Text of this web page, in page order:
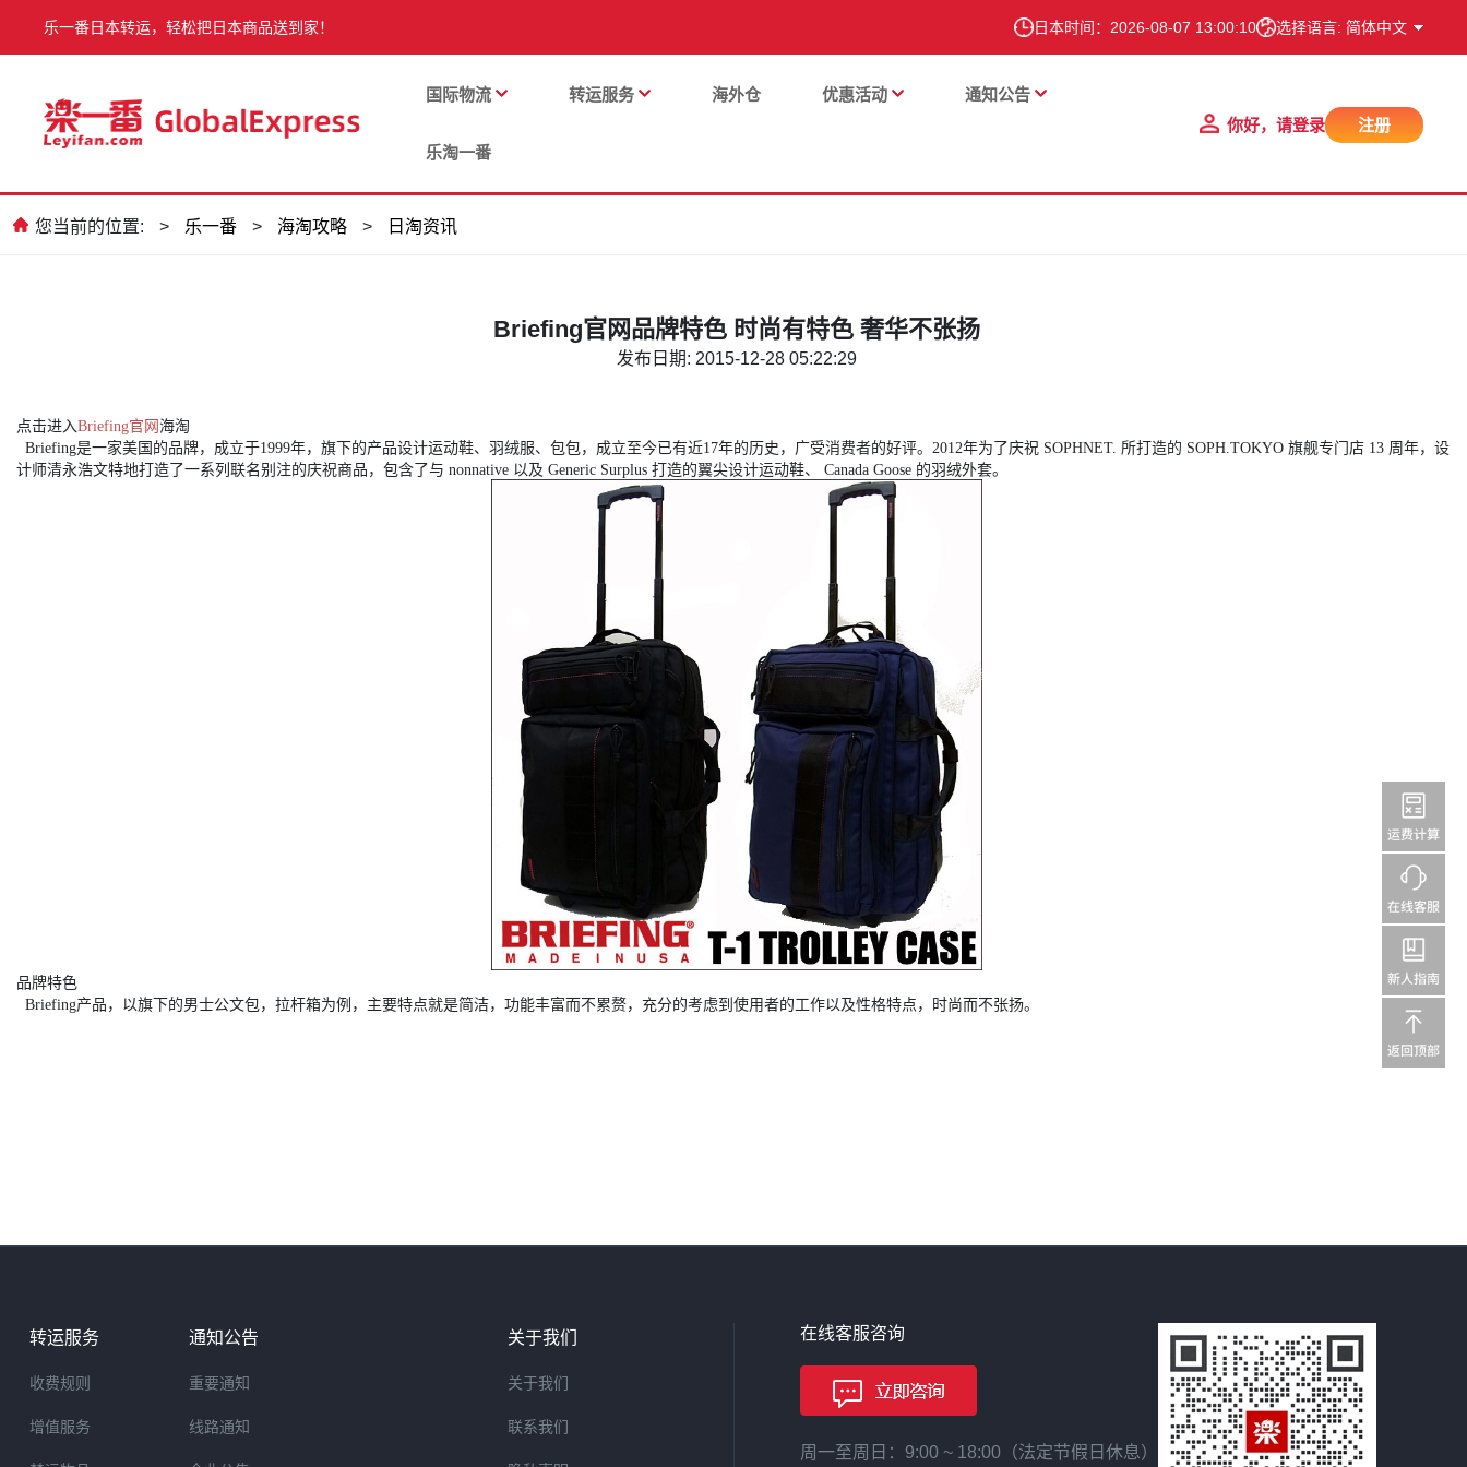
乐一番日本转运，轻松把日本商品送到家！ 日本时间： 2026-08-07 13:00:10 选择语言: 简体中文
国际物流 转运服务 海外仓 优惠活动 通知公告
乐淘一番
你好，请登录 注册
您当前的位置: > 乐一番 > 海淘攻略 > 日淘资讯
Briefing官网品牌特色 时尚有特色 奢华不张扬
发布日期: 2015-12-28 05:22:29
点击进入Briefing官网 海淘
Briefing是一家美国的品牌，成立于1999年，旗下的产品设计运动鞋、羽绒服、包包，成立至今已有近17年的历史，广受消费者的好评。2012年为了庆祝 SOPHNET. 所打造的 SOPH.TOKYO 旗舰专门店 13 周年，设
计师清永浩文特地打造了一系列联名别注的庆祝商品，包含了与 nonnative 以及 Generic Surplus 打造的翼尖设计运动鞋、 Canada Goose 的羽绒外套。
品牌特色
Briefing产品，以旗下的男士公文包，拉杆箱为例，主要特点就是简洁，功能丰富而不累赘，充分的考虑到使用者的工作以及性格特点，时尚而不张扬。
转运服务
收费规则
增值服务
通知公告
重要通知
线路通知
关于我们
关于我们
联系我们
在线客服咨询
周一至周日：9:00 ~ 18:00（法定节假日休息）